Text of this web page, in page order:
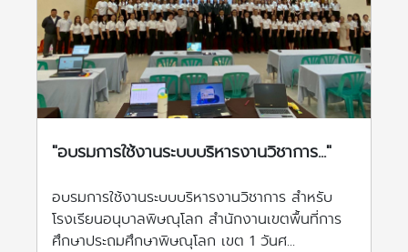
"อบรมการใช้งานระบบบริหารงานวิชาการ..."
อบรมการใช้งานระบบบริหารงานวิชาการ สำหรับ
โรงเรียนอนุบาลพิษณุโลก สำนักงานเขตพื้นที่การ
ศึกษาประถมศึกษาพิษณุโลก เขต 1 วันศ...